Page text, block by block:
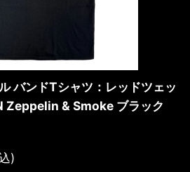
バンドTシャツ：レッドツェッ
Zeppelin & Smoke ブラック
)